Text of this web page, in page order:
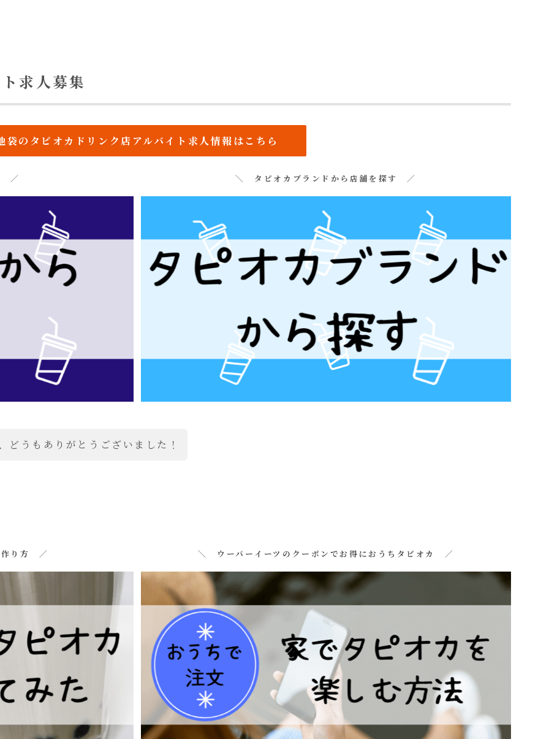
求人募集
袋のタピオカドリンク店アルバイト求人情報はこちら
／ ＼ タピオカブランドから店舗を探す ／
どうもありがとうございました！
作り方 ／ ＼ ウーバーイーツのクーポンでお得におうちタピオカ ／